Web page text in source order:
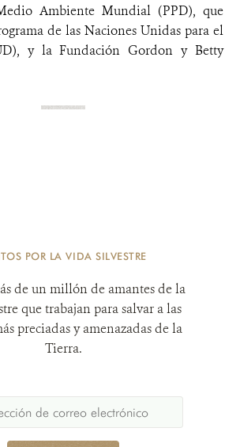
Ambiente Mundial (PPD), que
de las Naciones Unidas para el
y la Fundación Gordon y Betty
POR LA VIDA SILVESTRE
de un millón de amantes de la
que trabajan para salvar a las
preciadas y amenazadas de la
Tierra.